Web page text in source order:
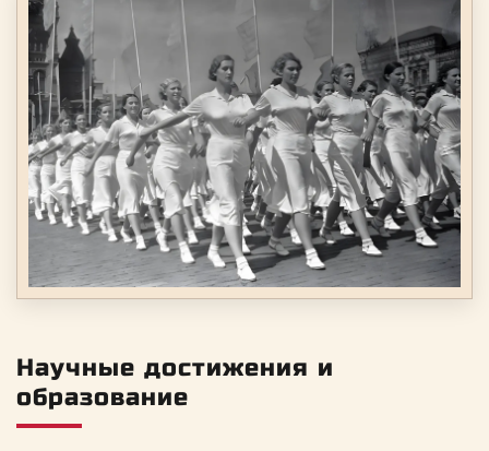
Научные достижения и
образование